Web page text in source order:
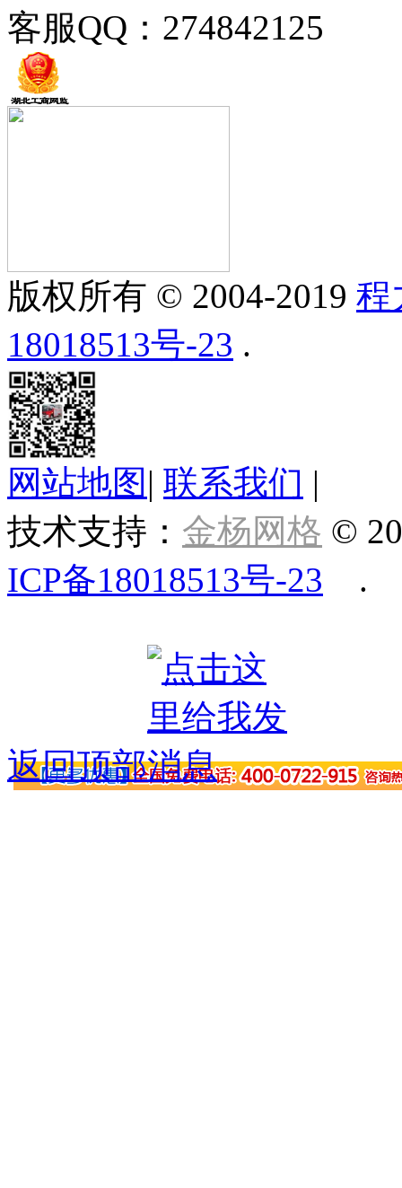
客服QQ：274842125
版权所有 © 2004-2019 程
18018513号-23 .
网站地图 | 联系我们 |
技术支持： 金杨网格 ©
ICP备18018513号-23 .
返回顶部